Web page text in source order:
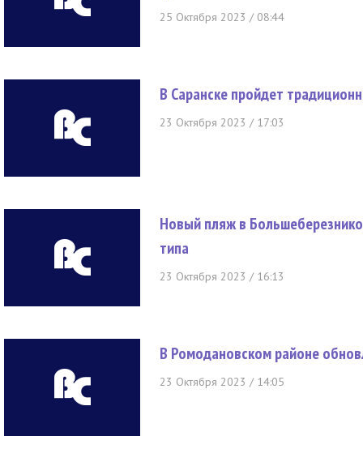
25 Октября 2023 / 08:44
В Саранске пройдет
23 Октября 2023 / 17:03
Новый пляж в
типа
23 Октября 2023 / 16:13
В Ромодановском районе
23 Октября 2023 / 14:05